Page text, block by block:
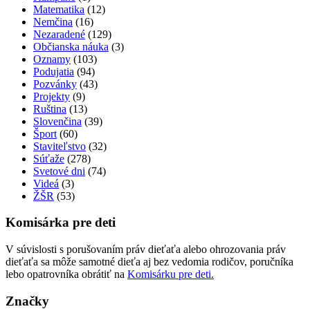
Matematika (12)
Nemčina (16)
Nezaradené (129)
Občianska náuka (3)
Oznamy (103)
Podujatia (94)
Pozvánky (43)
Projekty (9)
Ruština (13)
Slovenčina (39)
Šport (60)
Staviteľstvo (32)
Súťaže (278)
Svetové dni (74)
Videá (3)
ŽŠR (53)
Komisárka pre deti
V súvislosti s porušovaním práv dieťaťa alebo ohrozovania práv
dieťaťa sa môže samotné dieťa aj bez vedomia rodičov, poručníka
lebo opatrovníka obrátiť na Komisárku pre deti.
Značky